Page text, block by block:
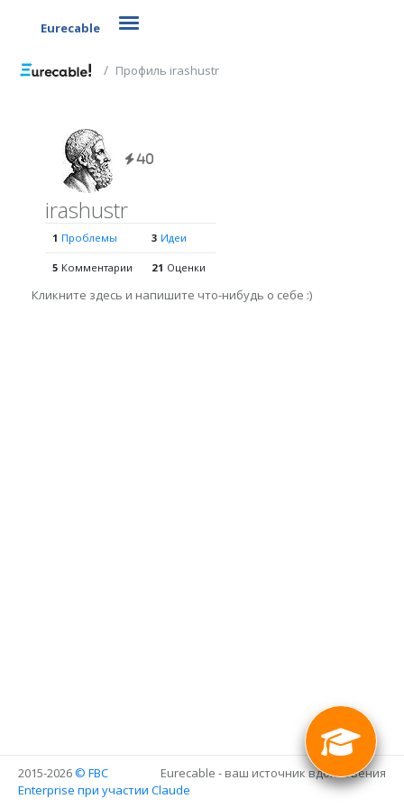
Eurecable Toggle navigation
Профиль irashustr
40
irashustr
1 Проблемы 3 Идеи
5 Комментарии 21 Оценки
Кликните здесь и напишите что-нибудь о себе :)
Eurecable - ваш источник вдохновения
2015-2026© FBC
Enterprise при участии Claude